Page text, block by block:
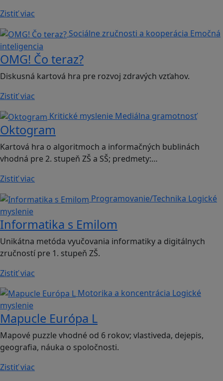
Zistiť viac
Sociálne zručnosti a kooperácia Emočná
inteligencia
OMG! Čo teraz?
Diskusná kartová hra pre rozvoj zdravých vzťahov.
Zistiť viac
Kritické myslenie Mediálna gramotnosť
Oktogram
Kartová hra o algoritmoch a informačných bublinách
vhodná pre 2. stupeň ZŠ a SŠ; predmety:…
Zistiť viac
Programovanie/Technika Logické
myslenie
Informatika s Emilom
Unikátna metóda vyučovania informatiky a digitálnych
zručností pre 1. stupeň ZŠ.
Zistiť viac
Motorika a koncentrácia Logické
myslenie
Mapucle Európa L
Mapové puzzle vhodné od 6 rokov; vlastiveda, dejepis,
geografia, náuka o spoločnosti.
Zistiť viac